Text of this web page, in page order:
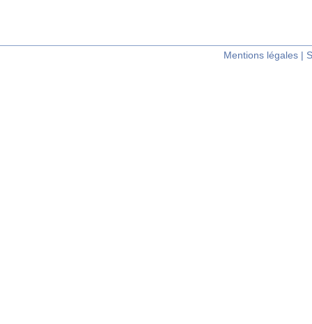
Mentions légales |